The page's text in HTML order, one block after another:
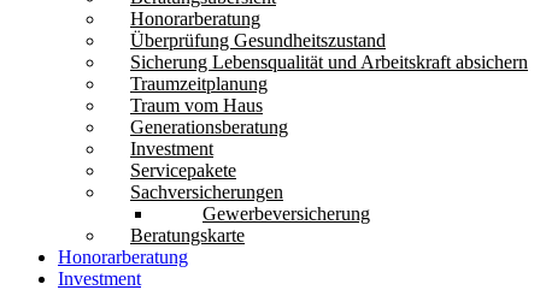
Honorarberatung
Überprüfung Gesundheitszustand
Sicherung Lebensqualität und Arbeitskraft absichern
Traumzeitplanung
Traum vom Haus
Generationsberatung
Investment
Servicepakete
Sachversicherungen
Gewerbeversicherung
Beratungskarte
Honorarberatung
Investment